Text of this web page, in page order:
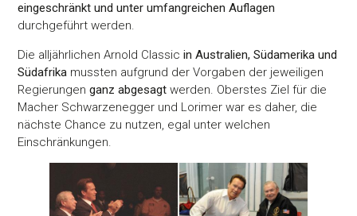
eingeschränkt und unter umfangreichen Auflagen
durchgeführt werden.
Die alljährlichen Arnold Classicin Australien, Südamerika und
Südafrika mussten aufgrund der Vorgaben der jeweiligen
Regierungenganz abgesagt werden. Oberstes Ziel für die
Macher Schwarzenegger und Lorimer war es daher, die
nächste Chance zu nutzen, egal unter welchen
Einschränkungen.